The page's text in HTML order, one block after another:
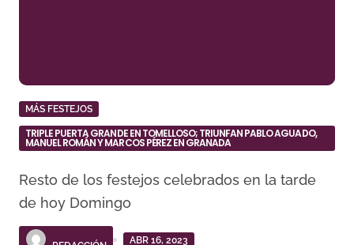
MÁS FESTEJOS
TRIPLE PUERTA GRANDE EN TOMELLOSO; TRIUNFAN PABLO AGUADO,
MANUEL ROMÁN Y MARCOS PÉREZ EN GRANADA
Resto de los festejos celebrados en la tarde
de hoy Domingo
ABR 16, 2023